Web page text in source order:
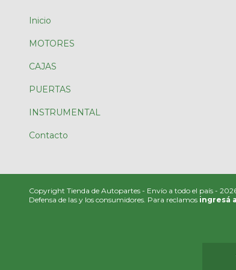
Inicio
MOTORES
CAJAS
PUERTAS
INSTRUMENTAL
Contacto
Copyright Tienda de Autopartes - Envío a todo el país -
Defensa de las y los consumidores. Para reclamos ingresá